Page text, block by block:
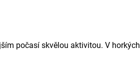
počasí skvělou aktivitou. V horkých